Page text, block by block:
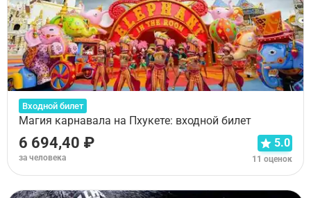
Входной билет
Магия карнавала на Пхукете: входной билет
6 694,40 ₽
за человека
5.0
11 оценок